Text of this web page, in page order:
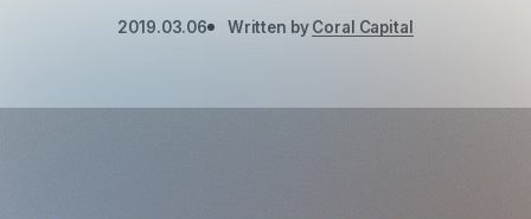
2019.03.06 Written byCoral Capital